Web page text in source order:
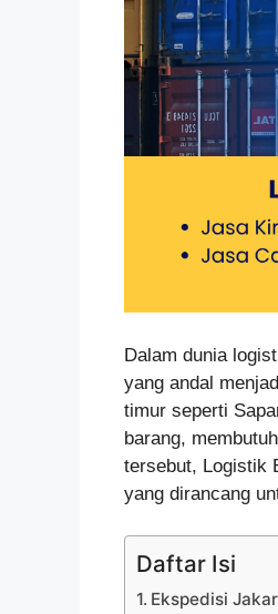
Dalam dunia
yang andal
timur seperti
barang,
tersebut, Logistik
yang dirancang
Daftar Isi
Ekspedisi